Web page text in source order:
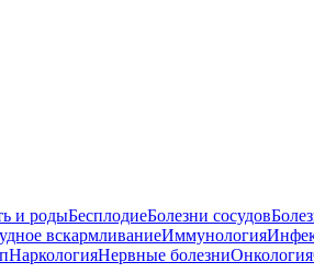
и родыБесплодиеБолезни сосудов
вскармливаниеИммунология
НаркологияНервные болезниОнкология